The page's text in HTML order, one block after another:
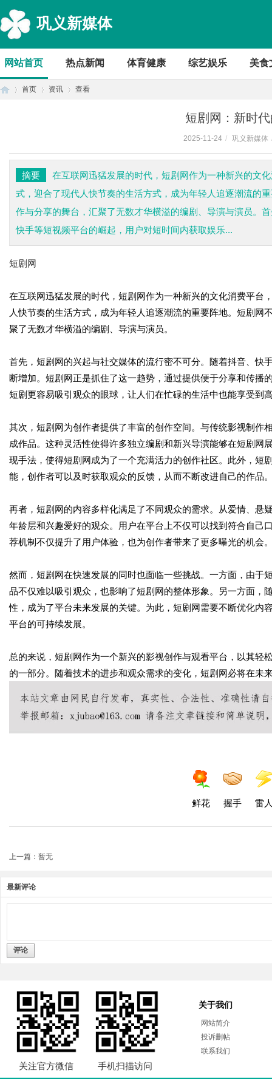
巩义新媒体
网站首页 热点新闻 体育健康 综艺娱乐 美食
首页 资讯 查看
短剧网：新时
2025-11-24 / 巩义新媒体
摘要
在互联网迅猛发展的时代，短剧网作为一种新兴的文
式，迎合了现代人快节奏的生活方式，成为年轻人追逐潮流的
作与分享的舞台，汇聚了无数才华横溢的编剧、导演与演员。
快手等短视频平台的崛起，用户对短时间内获取娱乐...
短剧网
在互联网迅猛发展的时代，短剧网作为一种新兴的文化消费平台
人快节奏的生活方式，成为年轻人追逐潮流的重要阵地。短剧
聚了无数才华横溢的编剧、导演与演员。
首先，短剧网的兴起与社交媒体的流行密不可分。随着抖音、快
断增加。短剧网正是抓住了这一趋势，通过提供便于分享和传播
短剧更容易吸引观众的眼球，让人们在忙碌的生活中也能享受到
其次，短剧网为创作者提供了丰富的创作空间。与传统影视制作
成作品。这种灵活性使得许多独立编剧和新兴导演能够在短剧
现手法，使得短剧网成为了一个充满活力的创作社区。此外，短
能，创作者可以及时获取观众的反馈，从而不断改进自己的作品
再者，短剧网的内容多样化满足了不同观众的需求。从爱情、悬
年龄层和兴趣爱好的观众。用户在平台上不仅可以找到符合自己
荐机制不仅提升了用户体验，也为创作者带来了更多曝光的机会
然而，短剧网在快速发展的同时也面临一些挑战。一方面，由于
品不仅难以吸引观众，也影响了短剧网的整体形象。另一方面，
性，成为了平台未来发展的关键。为此，短剧网需要不断优化内
平台的可持续发展。
总的来说，短剧网作为一个新兴的影视创作与观看平台，以其
的一部分。随着技术的进步和观众需求的变化，短剧网必将在未
鲜花 握手 雷
上一篇：暂无
最新评论
评论
关注官方微信 手机扫描访问
关于我们
网站简介
投诉删帖
联系我们